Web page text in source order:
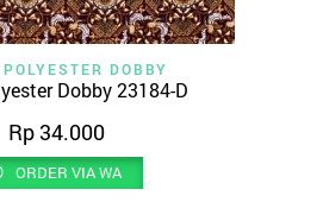
DOBBY
Dobby 23184-D
Rp34.000
ORDER VIA WA